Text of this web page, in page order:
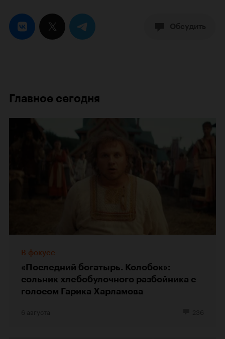
Главное сегодня
В фокусе
«Последний богатырь. Колобок»:
сольник хлебобулочного разбойника с
голосом Гарика Харламова